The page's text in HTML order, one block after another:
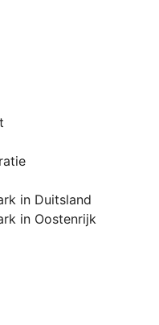
in Duitsland
in Oostenrijk